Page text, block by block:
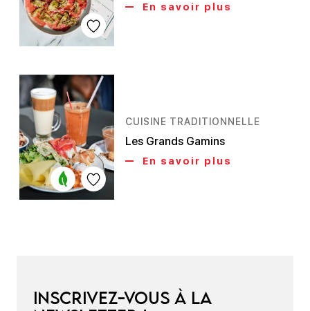
En savoir plus
CUISINE TRADITIONNELLE
Les Grands Gamins
En savoir plus
Inscrivez-vous à la